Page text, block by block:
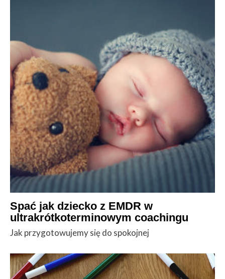
Spać jak dziecko z EMDR w
ultrakrótkoterminowym coachingu
Jak przygotowujemy się do spokojnej